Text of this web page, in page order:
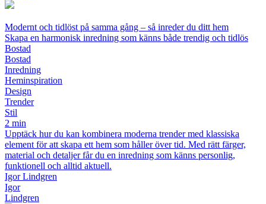
Modernt och tidlöst på samma gång – så inreder du ditt hem
Skapa en harmonisk inredning som känns både trendig och tidlös
Bostad
Bostad
Inredning
Heminspiration
Design
Trender
Stil
2 min
Upptäck hur du kan kombinera moderna trender med klassiska
element för att skapa ett hem som håller över tid. Med rätt färger,
material och detaljer får du en inredning som känns personlig,
funktionell och alltid aktuell.
Igor Lindgren
Igor
Lindgren